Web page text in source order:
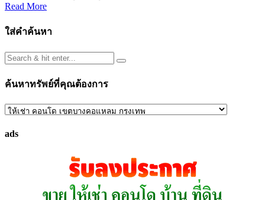
Read More
ใส่คำค้นหา
ค้นหาทรัพย์ที่คุณต้องการ
ค้นหา
ที่
ads